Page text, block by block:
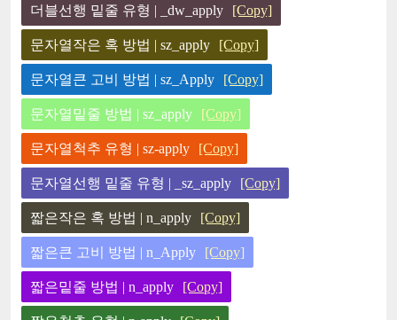
더블선행 밑줄 유형 | _dw_apply [Copy]
문자열작은 혹 방법 | sz_apply [Copy]
문자열큰 고비 방법 | sz_Apply [Copy]
문자열밑줄 방법 | sz_apply [Copy]
문자열척추 유형 | sz-apply [Copy]
문자열선행 밑줄 유형 | _sz_apply [Copy]
짧은작은 혹 방법 | n_apply [Copy]
짧은큰 고비 방법 | n_Apply [Copy]
짧은밑줄 방법 | n_apply [Copy]